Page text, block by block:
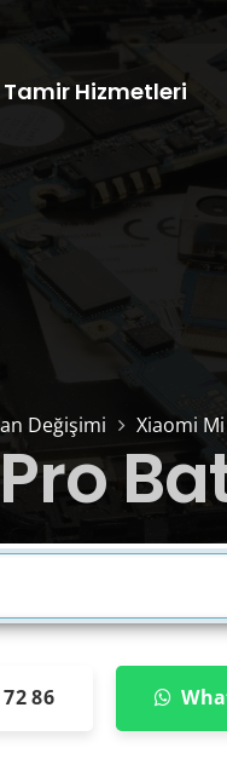
Tamir Hizmetleri
Değişimi Xiaomi
86